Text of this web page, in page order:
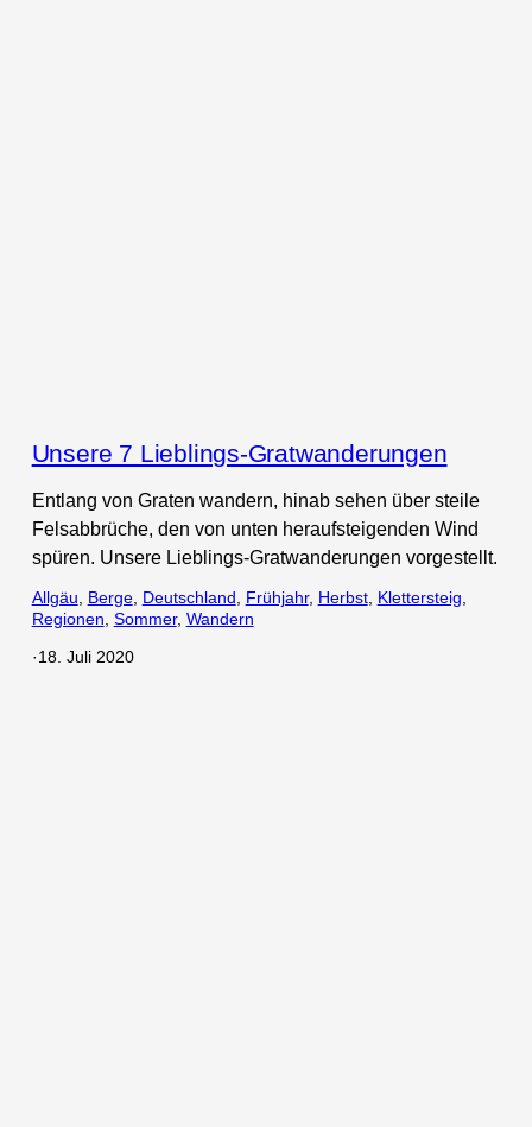
Unsere 7 Lieblings-Gratwanderungen
Entlang von Graten wandern, hinab sehen über steile
Felsabbrüche, den von unten heraufsteigenden Wind
spüren. Unsere Lieblings-Gratwanderungen vorgestellt.
Allgäu, Berge, Deutschland, Frühjahr, Herbst, Klettersteig
Regionen, Sommer, Wandern
·18. Juli 2020